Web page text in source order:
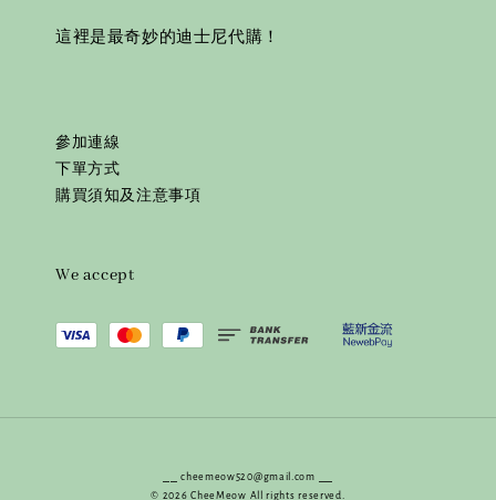
這裡是最奇妙的迪士尼代購！
參加連線
下單方式
購買須知及注意事項
We accept
⎯⎯ cheemeow520@gmail.com ⎯⎯
© 2026 CheeMeow All rights reserved.